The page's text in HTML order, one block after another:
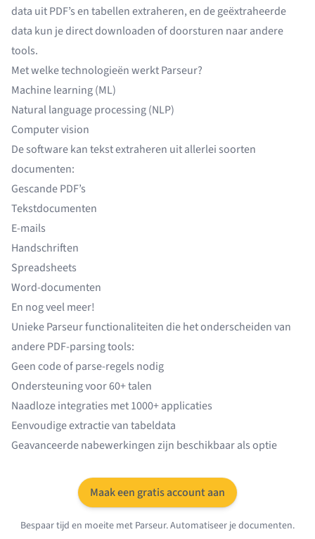
data uit PDF’s en tabellen extraheren, en de geëxtraheerde
data kun je direct downloaden of doorsturen naar andere
tools.
Met welke technologieën werkt Parseur?
Machine learning (ML)
Natural language processing (NLP)
Computer vision
De software kan tekst extraheren uit allerlei soorten
documenten:
Gescande PDF’s
Tekstdocumenten
E-mails
Handschriften
Spreadsheets
Word-documenten
En nog veel meer!
Unieke Parseur functionaliteiten die het onderscheiden van
andere PDF-parsing tools:
Geen code of parse-regels nodig
Ondersteuning voor 60+ talen
Naadloze integraties met1000+ applicaties
Eenvoudige extractie van tabeldata
Geavanceerde nabewerkingen zijn beschikbaar als optie
Maak een gratis account aan
Bespaar tijd en moeite met Parseur. Automatiseer je documenten.